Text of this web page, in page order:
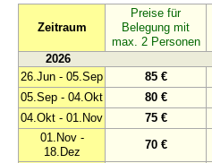
Zeitraum
Preise für
Belegung mit
max. 2 Personen
2026
26.Jun - 05.Sep
85 €
05.Sep - 04.Okt 80 €
04.Okt - 01.Nov 75 €
01.Nov -
18.Dez
70 €